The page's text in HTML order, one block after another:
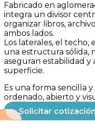
Fabricado en
integra un divisor
organizar libros,
ambos lados.
Los laterales, el techo,
una estructura sólida,
aseguran estabilidad
superficie.
Es una forma sencilla
ordenado, abierto y
Solicitar cotización